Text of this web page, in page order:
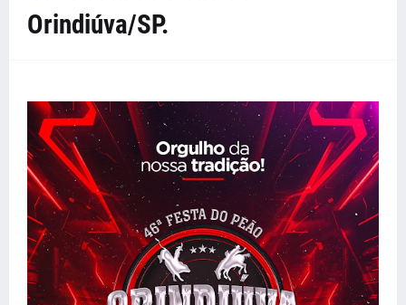
Orindiúva/SP.